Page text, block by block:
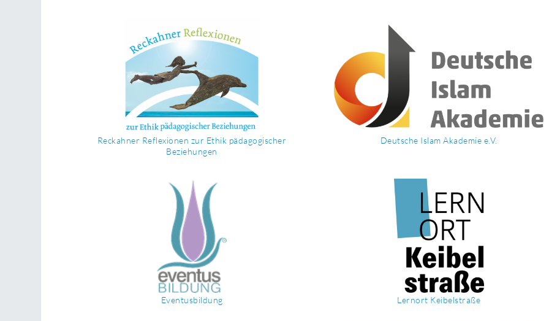
Reckahner Reflexionen zur Ethik pädagogischer
Beziehungen
Deutsche Islam Akademie e.V.
Eventusbildung Lernort Keibelstraße